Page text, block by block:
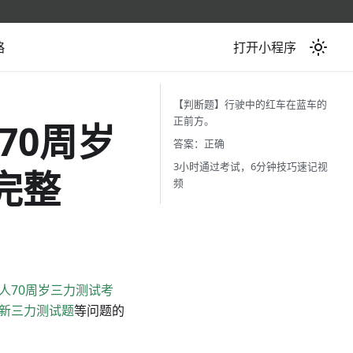
打开小程序
周岁
整
70周岁三力测试考
三力测试题等问题的
【判断题】行驶中的红车在蓝车的
正前方。
答案：正确
3小时通过考试，6分钟技巧速记视
频